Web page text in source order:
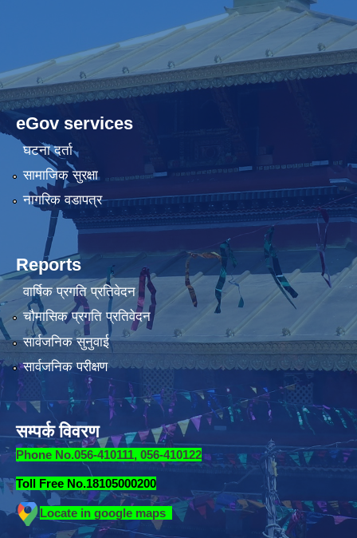
eGov services
घटना दर्ता
सामाजिक सुरक्षा
नागरिक वडापत्र
Reports
वार्षिक प्रगति प्रतिवेदन
चौमासिक प्रगति प्रतिवेदन
सार्वजनिक सुनुवाई
सार्वजनिक परीक्षण
सम्पर्क विवरण
Phone No.056-410111, 056-410122
Toll Free No.18105000200
Locate in google maps